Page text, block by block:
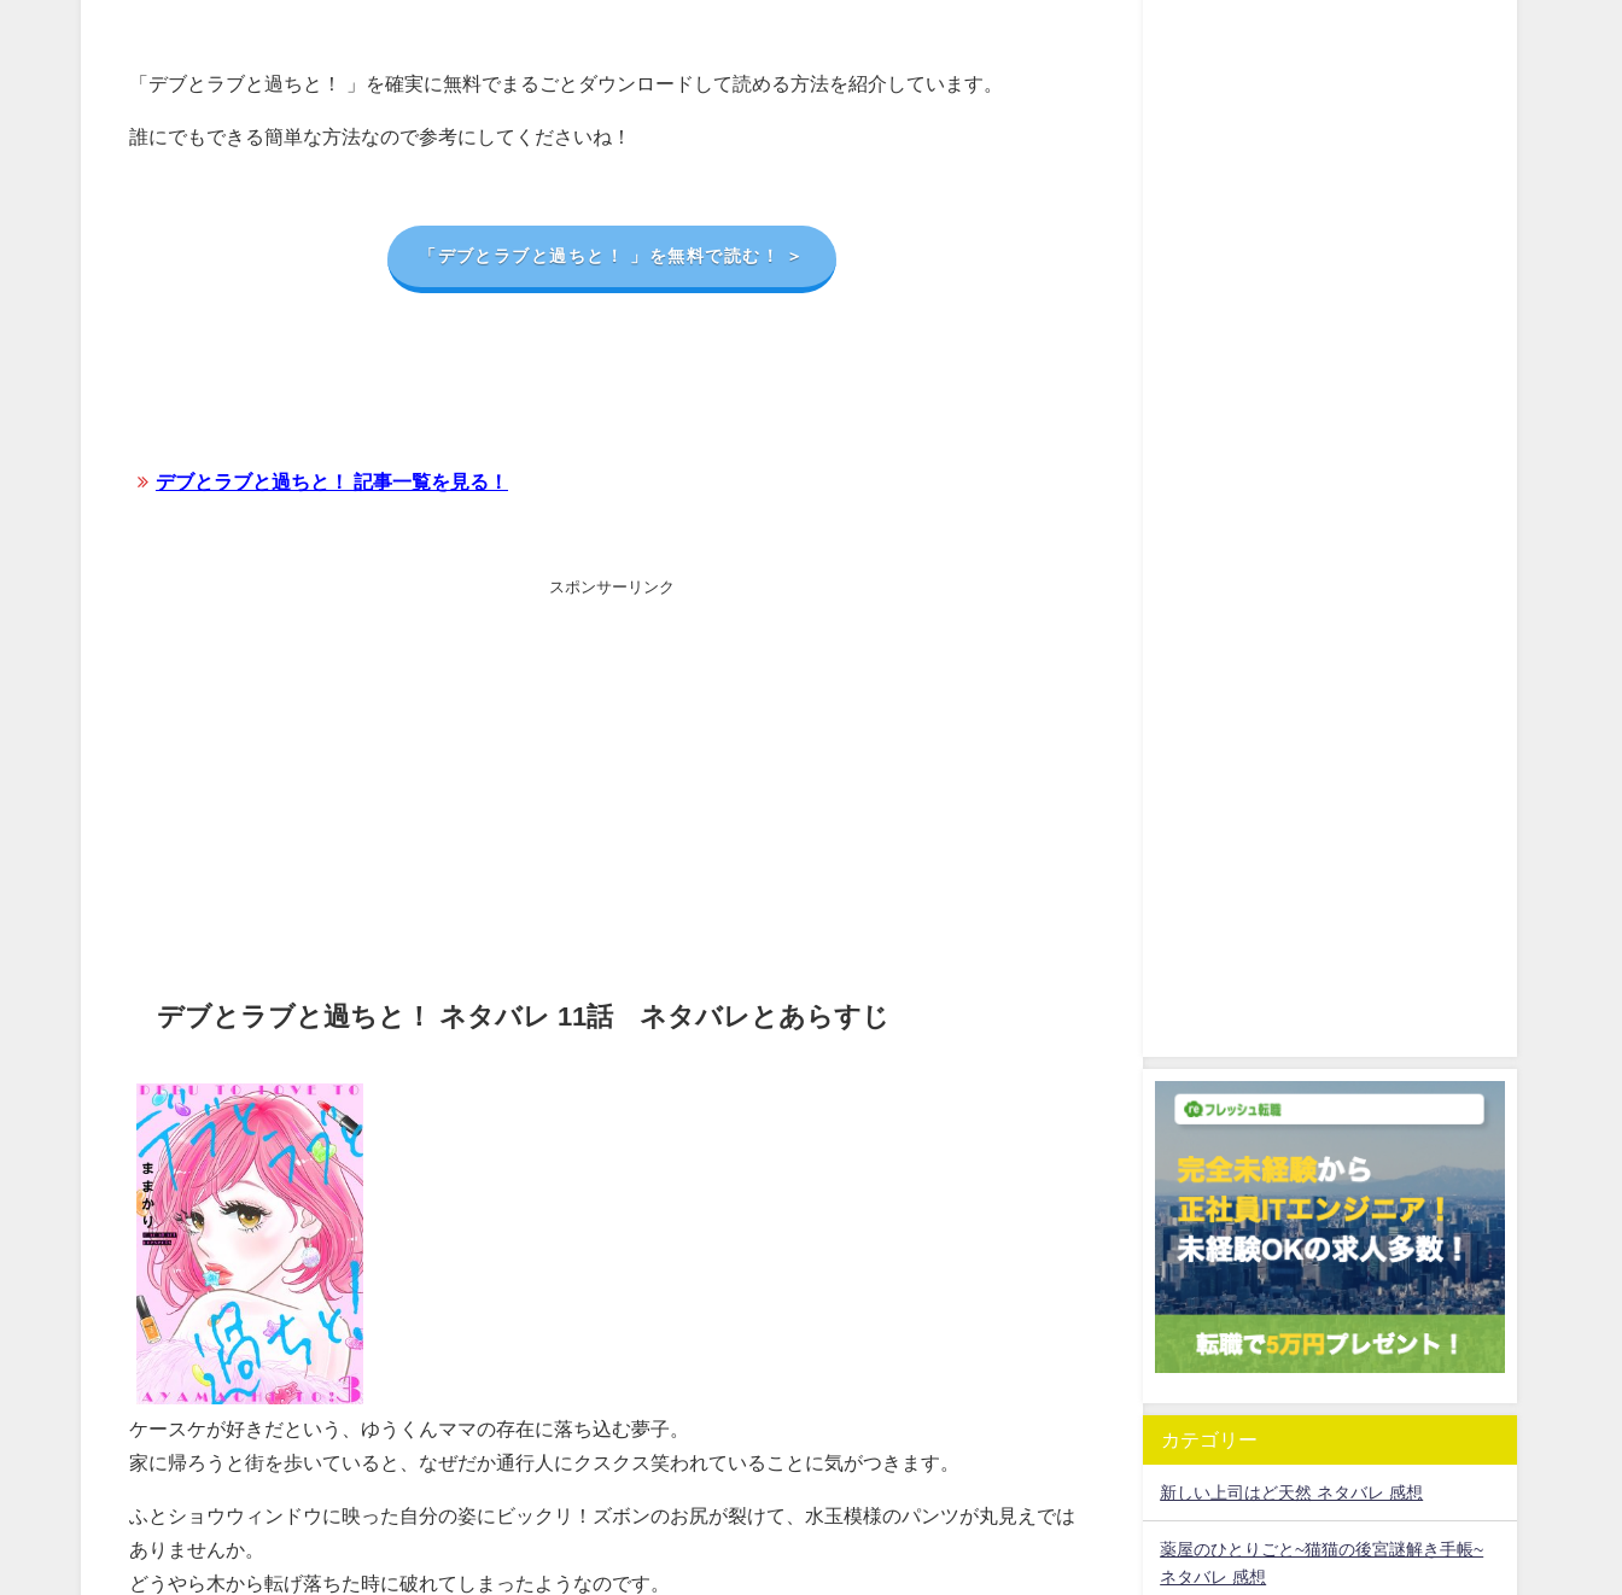
「デブとラブと過ちと！ 」を確実に無料でまるごとダウンロードして読める方法を紹介しています。
誰にでもできる簡単な方法なので参考にしてくださいね！
「デブとラブと過ちと！ 」を無料で読む！ ＞
デブとラブと過ちと！ 記事一覧を見る！
スポンサーリンク
デブとラブと過ちと！ ネタバレ 11話 ネタバレとあらすじ
ケースケが好きだという、ゆうくんママの存在に落ち込む夢子。
家に帰ろうと街を歩いていると、なぜだか通行人にクスクス笑われていることに気がつきます。
ふとショウウィンドウに映った自分の姿にビックリ！ズボンのお尻が裂けて、水玉模様のパンツが丸見えでは
ありませんか。
どうやら木から転げ落ちた時に破れてしまったようなのです。
カテゴリー
新しい上司はど天然 ネタバレ 感想
薬屋のひとりごと~猫猫の後宮謎解き手帳~
ネタバレ 感想